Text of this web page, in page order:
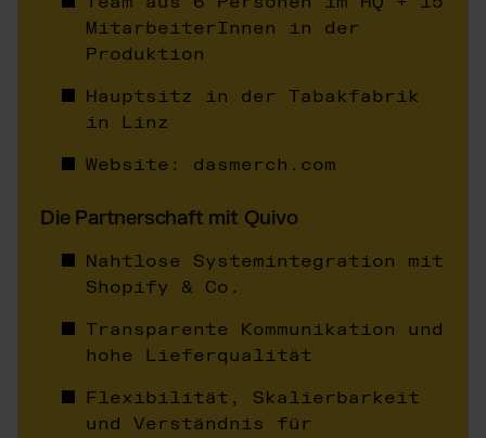
Shopware Fulfillment
PrestaShop Fulfillment
Strato Fulfillment
Alle Integrationen anzeigen
MitarbeiterInnen in der
Produktion
Hauptsitz in der Tabakfabrik
in Linz
Website: dasmerch.com
Die Partnerschaft mit Quivo
Nahtlose Systemintegration mit
Shopify & Co.
Transparente Kommunikation und
hohe Lieferqualität
Flexibilität, Skalierbarkeit
und Verständnis für